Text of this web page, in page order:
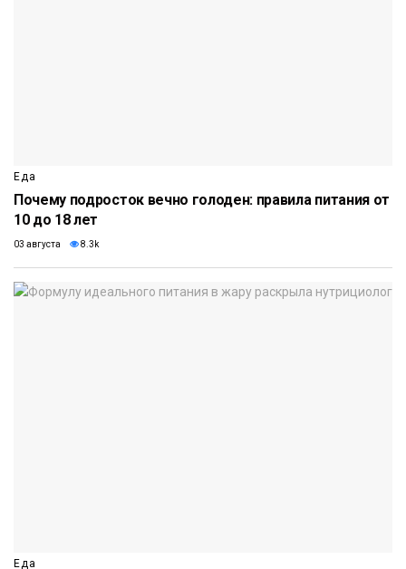
Еда
Почему подросток вечно голоден: правила питания от
10 до 18 лет
03 августа 8.3k
Еда